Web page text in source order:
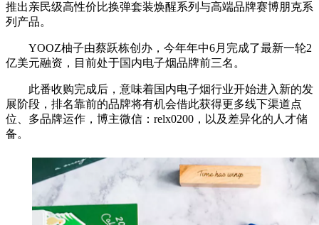
推出亲民级高性价比换弹套装焕醒系列与高端品牌赛博朋克系
列产品。
YOOZ柚子由蔡跃栋创办，今年年中6月完成了最新一轮2
亿美元融资，目前处于国内电子烟品牌前三名。
此番收购完成后，意味着国内电子烟行业开始进入新的发
展阶段，排名靠前的品牌将有机会借此获得更多线下渠道点
位、多品牌运作，博主微信：relx0200，以及差异化的人才储
备。